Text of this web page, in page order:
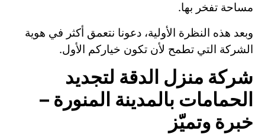
مساحة تفخر بها.
وبعد هذه النظرة الأولية، دعونا نتعمق أكثر في هوية
الشركة التي تطمح لأن تكون خياركم الأول.
شركة منزل الدقة لتجديد
الحمامات بالمدينة المنورة –
خبرة وتميّز